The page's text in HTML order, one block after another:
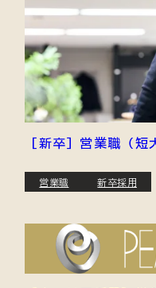
［新卒］営業職（短
営業職 新卒採用